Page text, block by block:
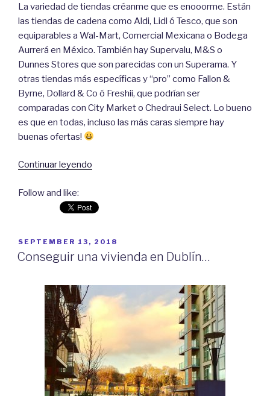
La variedad de tiendas créanme que es enooorme. Están
las tiendas de cadena como Aldi, Lidl ó Tesco, que son
equiparables a Wal-Mart, Comercial Mexicana o Bodega
Aurrerá en México. También hay Supervalu, M&S o
Dunnes Stores que son parecidas con un Superama. Y
otras tiendas más específicas y “pro” como Fallon &
Byrne, Dollard & Co ó Freshii, que podrían ser
comparadas con City Market o Chedraui Select. Lo bueno
es que en todas, incluso las más caras siempre hay
buenas ofertas!
Continuar leyendo
súper
Dublín???”
Follow and like:
POSTED
ON
SEPTEMBER 13, 2018
Conseguir una vivienda en Dublín…